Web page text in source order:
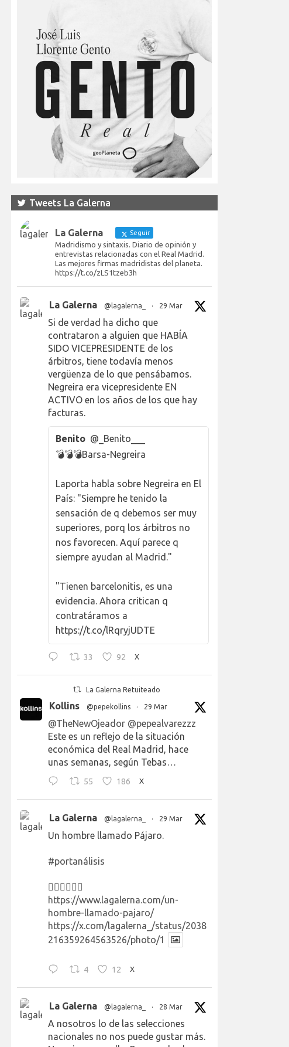
Tweets La Galerna
La Galerna Seguir
Madridismo y sintaxis. Diario de opinión y
entrevistas relacionadas con el Real Madrid.
Las mejores firmas madridistas del planeta.
https://t.co/zLS1tzeb3h
La Galerna @lagalerna_ · 29 Mar
Si de verdad ha dicho que
contrataron a alguien que HABÍA
SIDO VICEPRESIDENTE de los
árbitros, tiene todavía menos
vergüenza de lo que pensábamos.
Negreira era vicepresidente EN
ACTIVO en los años de los que hay
facturas.
Benito @_Benito___
💣💣💣Barsa-Negreira
Laporta habla sobre Negreira en El
País: "Siempre he tenido la
sensación de q debemos ser muy
superiores, porq los árbitros no
nos favorecen. Aquí parece q
siempre ayudan al Madrid."
"Tienen barcelonitis, es una
evidencia. Ahora critican q
contratáramos a
https://t.co/lRqryjUDTE
33 92 X
La Galerna Retuiteado
Kollins @pepekollins · 29 Mar
@TheNewOjeador @pepealvarezzz
Este es un reflejo de la situación
económica del Real Madrid, hace
unas semanas, según Tebas…
55 186 X
La Galerna @lagalerna_ · 29 Mar
Un hombre llamado Pájaro.
#portanálisis
👉🏻👉🏻👉🏻
https://www.lagalerna.com/un-
hombre-llamado-pajaro/
https://x.com/lagalerna_/status/2038
216359264563526/photo/1
4 12 X
La Galerna @lagalerna_ · 28 Mar
A nosotros lo de las selecciones
nacionales no nos puede gustar más.